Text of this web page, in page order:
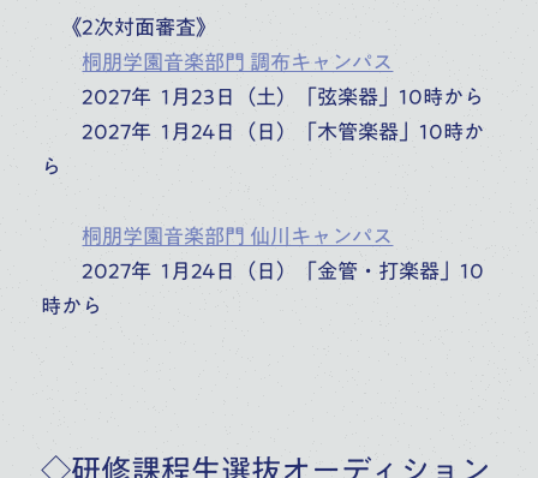
《2次対面審査》
桐朋学園音楽部門 調布キャンパス
2027年 1月23日（土）「弦楽器」10時から
2027年 1月24日（日）「木管楽器」10時か
ら
桐朋学園音楽部門 仙川キャンパス
2027年 1月24日（日）「金管・打楽器」10
時から
◇研修課程生選抜オーディション